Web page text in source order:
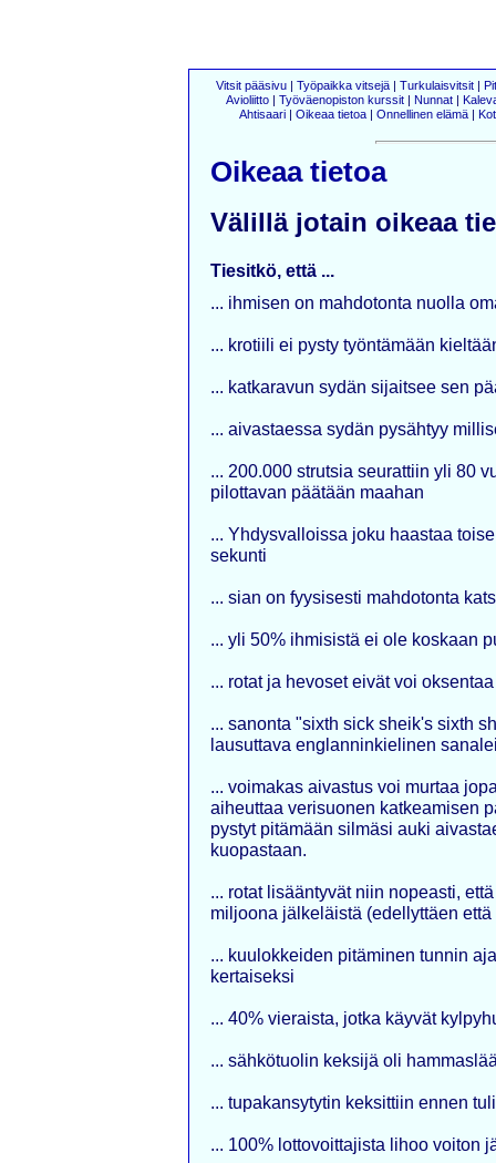
Vitsit pääsivu| Työpaikka vitsejä| Turkulaisvitsit|
Avioliitto| Työväenopiston kurssit| Nunnat|
Ahtisaari | Oikeaa tietoa | Onnellinen elämä|
Oikeaa tietoa
Välillä jotain oikeaa
Tiesitkö, että ...
... ihmisen on mahdotonta nuolla
... krotiili ei pysty työntämään
... katkaravun sydän sijaitsee sen
... aivastaessa sydän pysähtyy
... 200.000 strutsia seurattiin yli 80
pilottavan päätään maahan
... Yhdysvalloissa joku haastaa
sekunti
... sian on fyysisesti mahdotonta
... yli 50% ihmisistä ei ole koskaan
... rotat ja hevoset eivät voi oksentaa
... sanonta "sixth sick sheik's sixth
lausuttava englanninkielinen
... voimakas aivastus voi murtaa
aiheuttaa verisuonen katkeamisen
pystyt pitämään silmäsi auki
kuopastaan.
... rotat lisääntyvät niin nopeasti,
miljoona jälkeläistä (edellyttäen
... kuulokkeiden pitäminen tunnin
kertaiseksi
... 40% vieraista, jotka käyvät
... sähkötuolin keksijä oli
... tupakansytytin keksittiin ennen
... 100% lottovoittajista lihoo voiton